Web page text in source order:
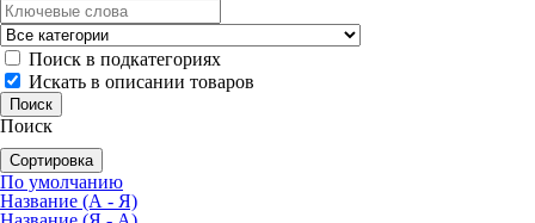
Поиск в подкатегориях
Искать в описании товаров
Поиск
Сортировка
По умолчанию
Название (А - Я)